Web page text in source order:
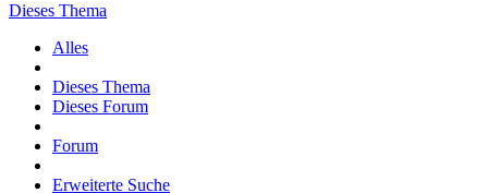
Dieses Thema
Alles
Dieses Thema
Dieses Forum
Forum
Erweiterte Suche